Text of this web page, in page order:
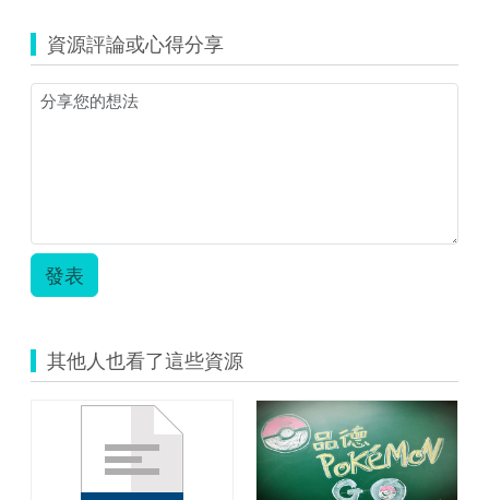
資源評論或心得分享
發表
其他人也看了這些資源